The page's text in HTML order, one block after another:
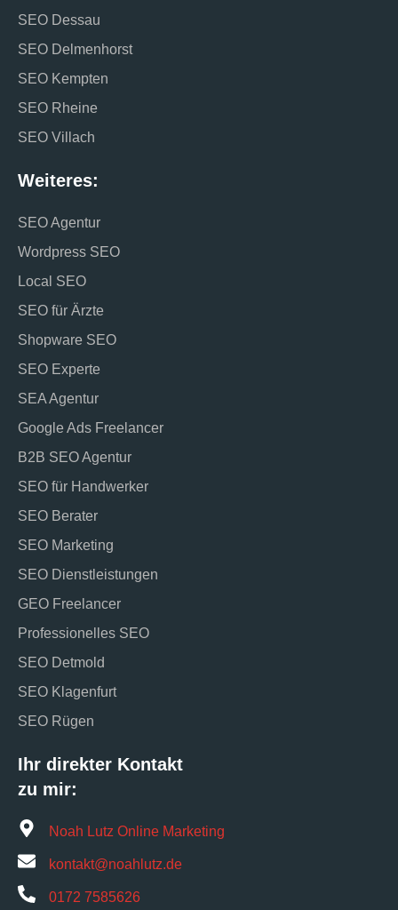
SEO Dessau
SEO Delmenhorst
SEO Kempten
SEO Rheine
SEO Villach
Weiteres:
SEO Agentur
Wordpress SEO
Local SEO
SEO für Ärzte
Shopware SEO
SEO Experte
SEA Agentur
Google Ads Freelancer
B2B SEO Agentur
SEO für Handwerker
SEO Berater
SEO Marketing
SEO Dienstleistungen
GEO Freelancer
Professionelles SEO
SEO Detmold
SEO Klagenfurt
SEO Rügen
Ihr direkter Kontakt
zu mir:
Noah Lutz Online Marketing
kontakt@noahlutz.de
0172 7585626